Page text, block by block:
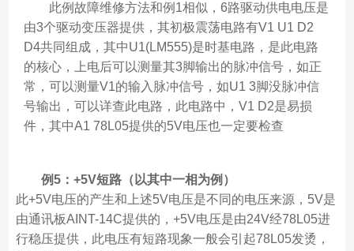
此例故障维修方法和例1相似，6路驱动供电电压是
由3个驱动变压器提供，其初极震荡电路有V1 U1 D2
D4共同组成，其中U1(LM555)是时基电路，是此电路
的核心，上电后可以测量其3脚输出的脉冲信号，如正
常，可以测量V1的输入脉冲信号，如U1 3脚没脉冲信
号输出，可以详查此电路，此电路中，V1 D2是易损
件，其中A1 78L05提供的5V电压也一定要检查
例5：+5V短路（以其中一相为例）
此+5V电压的产生和上述5V电压是不同的电压来源，5V是
由通讯板AINT-14C提供的，+5V电压是由24V经78L05进
行稳压提供，此电压有短路现象一般会引起78L05发烫，